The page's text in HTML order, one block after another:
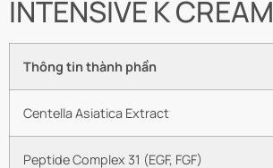
INTENSIVE K CREAM
Thông tin thành phần
Centella Asiatica Extract
Peptide Complex 31 (EGF, FGF)